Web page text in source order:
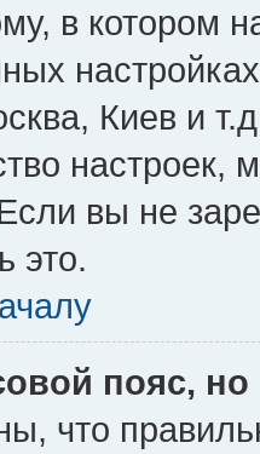
в котором
Киев и
настроек,
вы не
это.
пояс,
что